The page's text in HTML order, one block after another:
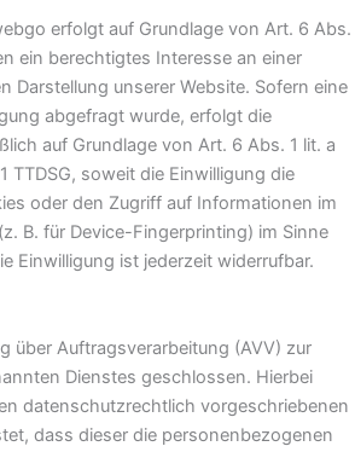
erfolgt auf Grundlage von Art. 6 Abs.
ein berechtigtes Interesse an einer
Darstellung unserer Website. Sofern eine
abgefragt wurde, erfolgt die
auf Grundlage von Art. 6 Abs. 1 lit. a
TTDSG, soweit die Einwilligung die
oder den Zugriff auf Informationen im
B. für Device-Fingerprinting) im Sinne
Einwilligung ist jederzeit widerrufbar.
über Auftragsverarbeitung (AVV) zur
Dienstes geschlossen. Hierbei
datenschutzrechtlich vorgeschriebenen
dass dieser die personenbezogenen